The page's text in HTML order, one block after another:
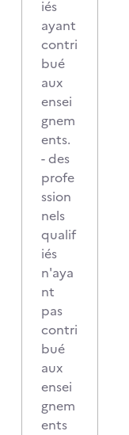
iés
ayant
contri
bué
aux
ensei
gnem
ents.
- des
profe
ssion
nels
qualif
iés
n'aya
nt
pas
contri
bué
aux
ensei
gnem
ents